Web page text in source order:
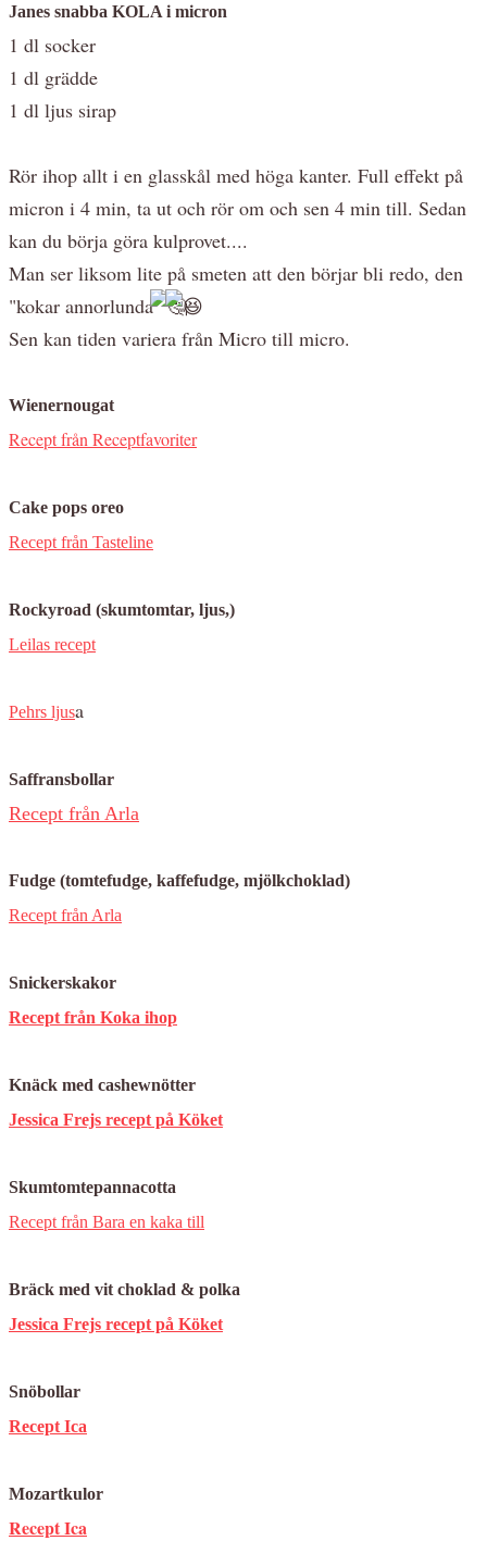
Janes snabba KOLA i micron
1 dl socker
1 dl grädde
1 dl ljus sirap
Rör ihop allt i en glasskål med höga kanter. Full effekt på
micron i 4 min, ta ut och rör om och sen 4 min till. Sedan
kan du börja göra kulprovet....
Man ser liksom lite på smeten att den börjar bli redo, den
"kokar annorlunda"
Sen kan tiden variera från Micro till micro.
Wienernougat
Recept från Receptfavoriter
Cake pops oreo
Recept från Tasteline
Rockyroad (skumtomtar, ljus,)
Leilas recept
Pehrs ljusa
Saffransbollar
Recept från Arla
Fudge (tomtefudge, kaffefudge, mjölkchoklad)
Recept från Arla
Snickerskakor
Recept från Koka ihop
Knäck med cashewnötter
Jessica Frejs recept på Köket
Skumtomtepannacotta
Recept från Bara en kaka till
Bräck med vit choklad & polka
Jessica Frejs recept på Köket
Snöbollar
Recept Ica
Mozartkulor
Recept Ica